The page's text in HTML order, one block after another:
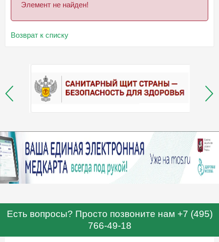
Элемент не найден!
Возврат к списку
Есть вопросы? Просто позвоните нам +7 (495)
766-49-18